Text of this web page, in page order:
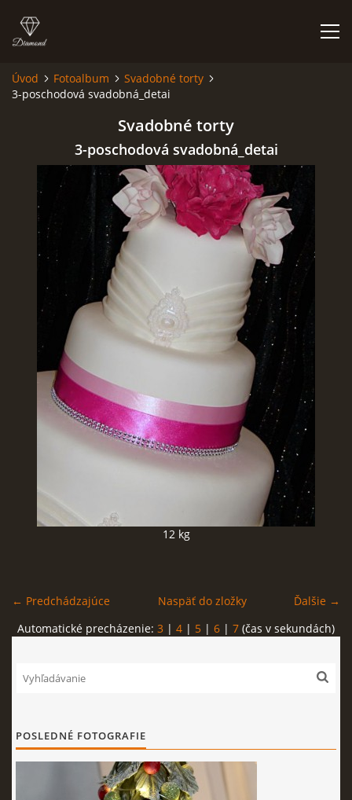
ÚVOD
NIEČO O MNE A MOJEJ ZÁĽUBE
FÓRUM - PORADŇA
DOBRÉ RADY NIELEN PRE ZAČIATOČNÍKOV
NAJČASTEJŠIE OTÁZKY
FOTOALBUM
FOTOPOSTUPY
MARCIPÁN A INÉ POŤAHOVÉ HMOTY
ZAUJÍMAVOSTI O MEDOVNÍČKOCH
***VIANOCE***
Úvod Fotoalbum
Svadobné torty
3-poschodová svadobná_detai
Svadobné torty
3-poschodová svadobná_detai
12 kg
← Predchádzajúce Ďalšie →
Naspäť do zložky
Automatické precházenie: 3 | 4 | 5 | 6 | 7 (čas v sekundách)
POSLEDNÉ FOTOGRAFIE